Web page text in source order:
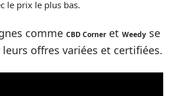
le prix le plus bas.
comme CBD Corneret Weedy se
offres variées et certifiées.